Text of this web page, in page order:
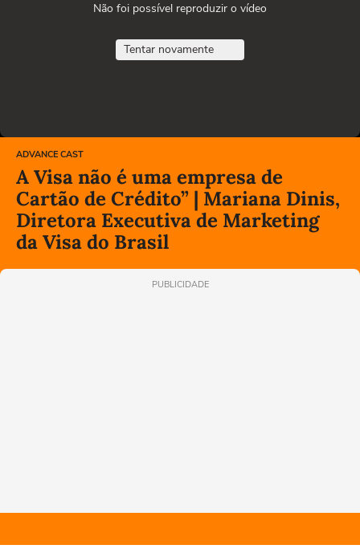
Não foi possível reproduzir o vídeo
Tentar novamente
ADVANCE CAST
A Visa não é uma empresa de
Cartão de Crédito” | Mariana Dinis,
Diretora Executiva de Marketing
da Visa do Brasil
PUBLICIDADE